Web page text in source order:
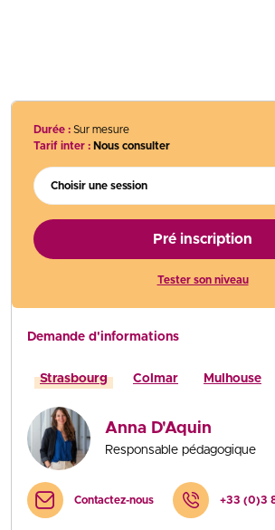
Durée : Sur mesure
Tarif inter : Nous consulter
Choisir une session
Pré inscription
Tester son niveau
Demande d'informations
Strasbourg Colmar Mulhouse
Anna D'Aquin
Responsable pédagogique
Contactez-nous +33 (0)3